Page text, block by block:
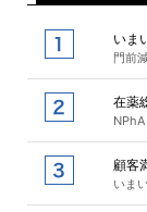
いま
門前
在薬
顧客
いま